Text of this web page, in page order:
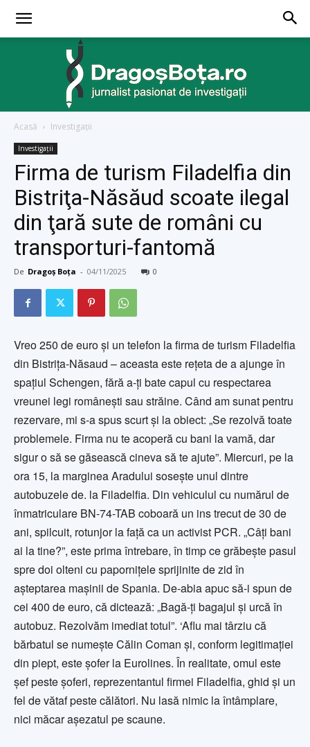
Acasă Investigaţii
Investigaţii
Firma de turism Filadelfia din
Bistriţa-Năsăud scoate ilegal
din ţară sute de români cu
transporturi-fantomă
De Dragoș Boța - 04/11/2025 0
Vreo 250 de euro şi un telefon la firma de turism Filadelfia
din Bistriţa-Năsaud – aceasta este reţeta de a ajunge în
spaţiul Schengen, fără a-ţi bate capul cu respectarea
vreunei legi româneşti sau străine. Când am sunat pentru
rezervare, mi s-a spus scurt şi la obiect: „Se rezolvă toate
problemele. Firma nu te acoperă cu bani la vamă, dar
sigur o să se găsească cineva să te ajute”. Miercuri, pe la
ora 15, la marginea Aradului soseşte unul dintre
autobuzele de. la Filadelfia. Din vehiculul cu numărul de
înmatriculare BN-74-TAB coboară un ins trecut de 30 de
ani, spilcuit, rotunjor la faţă ca un activist PCR. „Câţi bani
ai la tine?”, este prima întrebare, în timp ce grăbeşte pasul
spre doi olteni cu paporniţele sprijinite de zid în
aşteptarea maşinii de Spania. De-abia apuc să-i spun de
cei 400 de euro, că dictează: „Bagă-ţi bagajul şi urcă în
autobuz. Rezolvăm imediat totul”. ‘Aflu mai târziu că
bărbatul se numeşte Călin Coman şi, conform legitimaţiei
din piept, este şofer la Eurolines. În realitate, omul este
şef peste şoferi, reprezentantul firmei Filadelfia, ghid şi un
fel de vătaf peste călători. Nu lasă nimic la întâmplare,
nici măcar aşezatul pe scaune.